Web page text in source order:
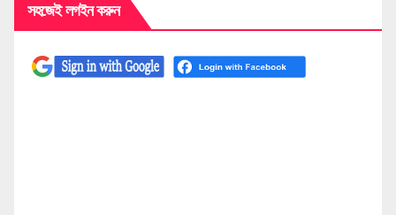
সহজেই লগইন করুন